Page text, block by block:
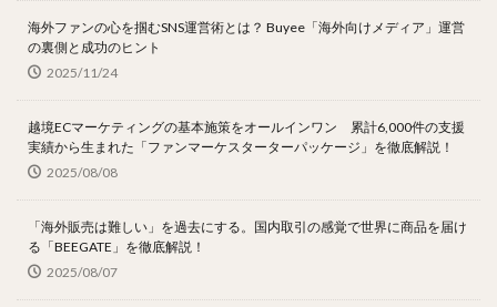
海外ファンの心を掴むSNS運営術とは？ Buyee「海外向けメディア」運営
の裏側と成功のヒント
2025/11/24
越境ECマーケティングの基本施策をオールインワン 累計6,000件の支援
実績から生まれた「ファンマーケスターターパッケージ」を徹底解説！
2025/08/08
「海外販売は難しい」を過去にする。国内取引の感覚で世界に商品を届け
る「BEEGATE」を徹底解説！
2025/08/07